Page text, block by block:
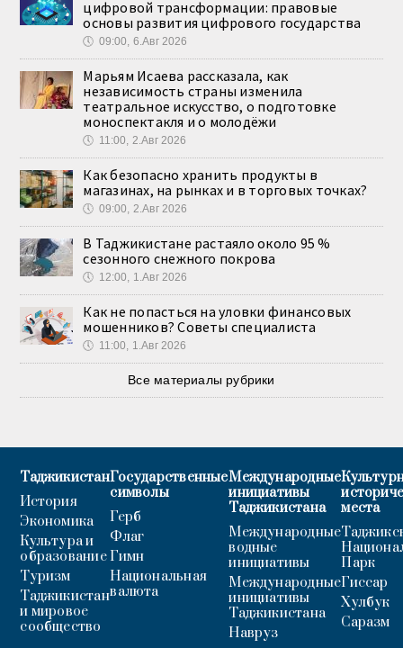
цифровой трансформации: правовые
основы развития цифрового государства
🕔 09:00, 6.Авг 2026
Марьям Исаева рассказала, как
независимость страны изменила
театральное искусство, о подготовке
моноспектакля и о молодёжи
🕔 11:00, 2.Авг 2026
Как безопасно хранить продукты в
магазинах, на рынках и в торговых точках?
🕔 09:00, 2.Авг 2026
В Таджикистане растаяло около 95 %
сезонного снежного покрова
🕔 12:00, 1.Авг 2026
Как не попасться на уловки финансовых
мошенников? Советы специалиста
🕔 11:00, 1.Авг 2026
Все материалы рубрики
Таджикистан
История
Экономика
Культура и
образование
Туризм
Таджикистан
и мировое
сообщество
Государственные
символы
Герб
Флаг
Гимн
Национальная
валюта
Международные
инициативы
Таджикистана
Международные
водные
инициативы
Международные
инициативы
Таджикистана
Навруз
места
Парк
Гиссар
Хулбук
Саразм